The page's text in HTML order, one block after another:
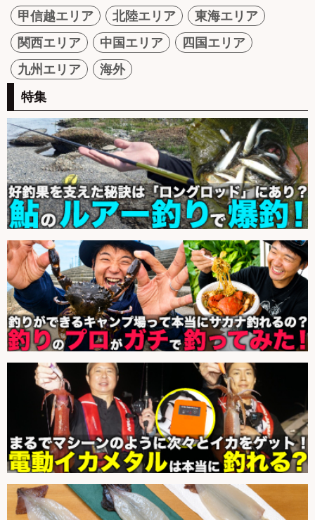
甲信越エリア
北陸エリア
東海エリア
関西エリア
中国エリア
四国エリア
九州エリア
海外
特集